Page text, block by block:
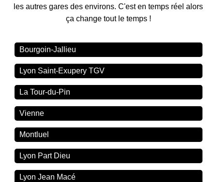
les autres gares des environs. C'est en temps réel alors
ça change tout le temps !
Bourgoin-Jallieu
Lyon Saint-Exupery TGV
La Tour-du-Pin
Vienne
Montluel
Lyon Part Dieu
Lyon Jean Macé